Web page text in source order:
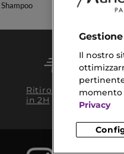
Ritiro in negozio
in 2H
Il nostro
momento
Privacy